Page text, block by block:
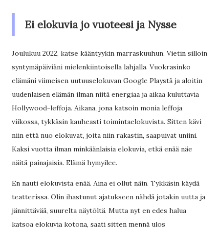
Ei elokuvia jo vuoteesi ja Nysse
Joulukuu 2022, katse kääntyykin marraskuuhun. Vietin silloin
syntymäpäiviäni mielenkiintoisella lahjalla. Vuokrasinko
elämäni viimeisen uutuuselokuvan Google Playstä ja aloitin
uudenlaisen elämän ilman niitä energiaa ja aikaa kuluttavia
Hollywood-leffoja. Aikana, jona katsoin monia leffoja
viikossa, tykkäsin kauheasti toimintaelokuvista. Sitten kävi
niin että nuo elokuvat, joita niin rakastin, saapuivat uniini.
Kaksi vuotta ilman minkäänlaisia elokuvia, etkä enää näe
näitä painajaisia. Elämä hymyilee.
En nauti elokuvista enää. Aina ei ollut näin. Tykkäsin käydä
teatterissa. Olin ihastunut ajatukseen nähdä jotakin uutta ja
jännittävää, suurelta näytöltä. Mutta nyt en edes halua
katsoa elokuvia kotona, saati sitten mennä ulos